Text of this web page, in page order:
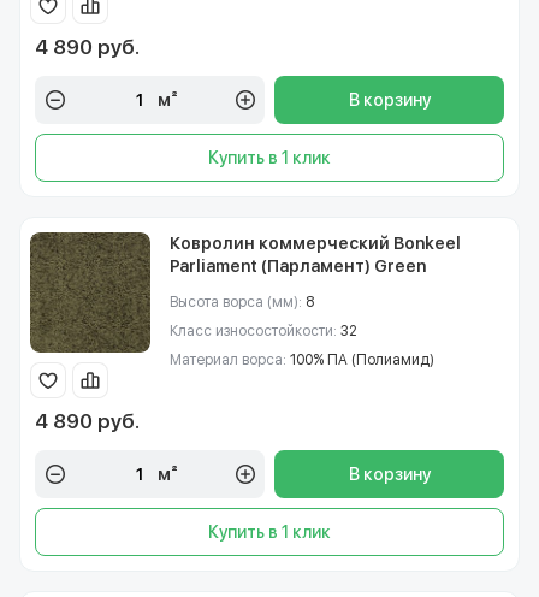
4 890 руб.
м² В корзину
Купить в 1 клик
Ковролин коммерческий Bonkeel
Parliament (Парламент) Green
Высота ворса (мм): 8
Класс износостойкости: 32
Материал ворса: 100% ПА (Полиамид)
4 890 руб.
м² В корзину
Купить в 1 клик